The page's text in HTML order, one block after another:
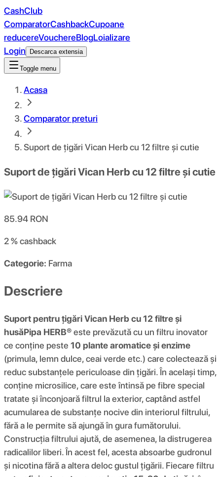
CashClub
ComparatorCashbackCupoane
reducereVouchereBlogLoializare
Login
Descarca extensia
Toggle menu
Acasa
Comparator preturi
Suport de țigări Vican Herb cu 12 filtre și cutie
Suport de țigări Vican Herb cu 12 filtre și cutie
85.94 RON
2 %cashback
Categorie: Farma
Descriere
Suport pentru țigări Vican Herb cu 12 filtre și
husăPipa HERB®este prevăzută cu un filtru inovator
ce conține peste 10 plante aromatice și enzime
(primula, lemn dulce, ceai verde etc.) care colectează și
reduc substanțele periculoase din țigări. În același timp,
conține microsilice, care este întinsă pe fibre special
tratate și înconjoară filtrul la exterior, captând astfel
acumularea de substanțe nocive din interiorul filtrului,
fără a le permite să ajungă în gura fumătorului.
Construcția filtrului ajută, de asemenea, la distrugerea
radicalilor liberi. În acest fel, acesta absoarbe gudronul
și nicotina fără a altera deloc gustul țigării. Fiecare filtru